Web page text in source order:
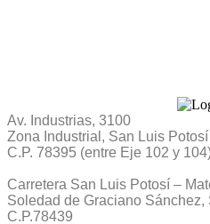
Av. Industrias, 3100
Zona Industrial, San Luis Potosí
C.P. 78395 (entre Eje 102 y
Carretera San Luis Potosí –
Soledad de Graciano Sánchez,
C.P.78439